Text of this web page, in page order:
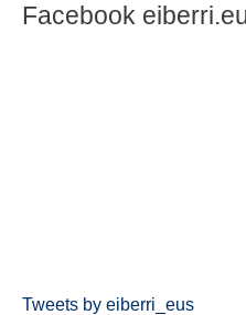
Facebook
Tweets by eiberri_eus